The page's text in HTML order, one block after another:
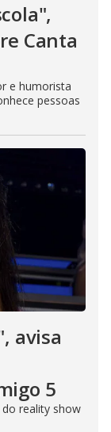
Canta
e humorista
pessoas
avisa
5
do reality show